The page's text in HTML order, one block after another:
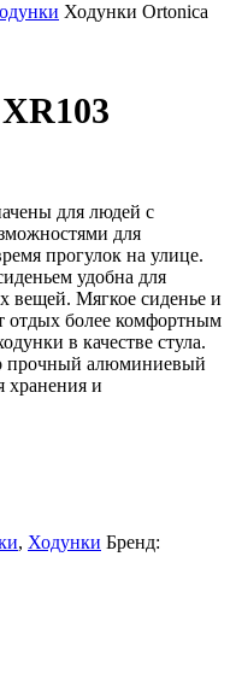
Ходунки Ortonica
для людей с
для
прогулок на улице.
удобна для
вещей. Мягкое сиденье и
отдых более комфортным
в качестве стула.
прочный алюминиевый
хранения и
, Ходунки Бренд: